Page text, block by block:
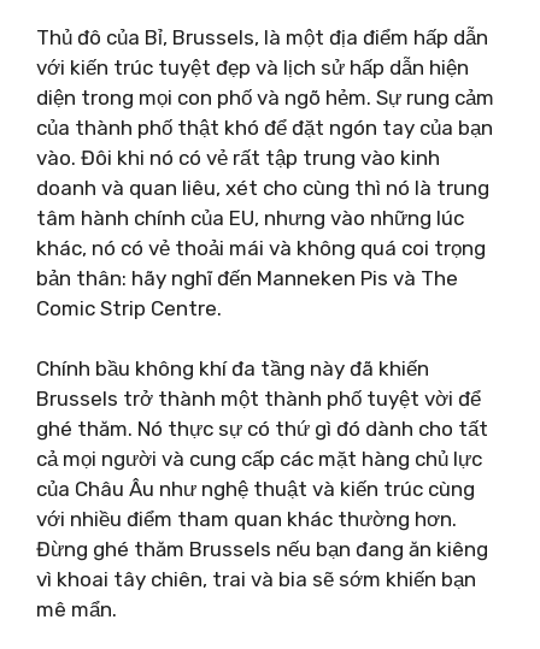
Thủ đô của Bỉ, Brussels, là một địa điểm hấp dẫn
với kiến ​​trúc tuyệt đẹp và lịch sử hấp dẫn hiện
diện trong mọi con phố và ngõ hẻm. Sự rung cảm
của thành phố thật khó để đặt ngón tay của bạn
vào. Đôi khi nó có vẻ rất tập trung vào kinh
doanh và quan liêu, xét cho cùng thì nó là trung
tâm hành chính của EU, nhưng vào những lúc
khác, nó có vẻ thoải mái và không quá coi trọng
bản thân: hãy nghĩ đến Manneken Pis và The
Comic Strip Centre.
Chính bầu không khí đa tầng này đã khiến
Brussels trở thành một thành phố tuyệt vời để
ghé thăm. Nó thực sự có thứ gì đó dành cho tất
cả mọi người và cung cấp các mặt hàng chủ lực
của Châu Âu như nghệ thuật và kiến ​​trúc cùng
với nhiều điểm tham quan khác thường hơn.
Đừng ghé thăm Brussels nếu bạn đang ăn kiêng
vì khoai tây chiên, trai và bia sẽ sớm khiến bạn
mê mẩn.